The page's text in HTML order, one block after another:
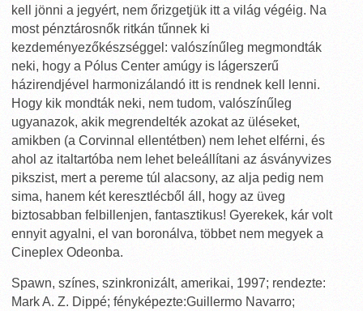
kell jönni a jegyért, nem őrizgetjük itt a világ végéig. Na
most pénztárosnők ritkán tűnnek ki
kezdeményezőkészséggel: valószínűleg megmondták
neki, hogy a Pólus Center amúgy is lágerszerű
házirendjével harmonizálandó itt is rendnek kell lenni.
Hogy kik mondták neki, nem tudom, valószínűleg
ugyanazok, akik megrendelték azokat az üléseket,
amikben (a Corvinnal ellentétben) nem lehet elférni, és
ahol az italtartóba nem lehet beleállítani az ásványvizes
pikszist, mert a pereme túl alacsony, az alja pedig nem
sima, hanem két keresztlécből áll, hogy az üveg
biztosabban felbillenjen, fantasztikus! Gyerekek, kár volt
ennyit agyalni, el van boronálva, többet nem megyek a
Cineplex Odeonba.
Spawn, színes, szinkronizált, amerikai, 1997; rendezte:
Mark A. Z. Dippé; fényképezte:Guillermo Navarro;